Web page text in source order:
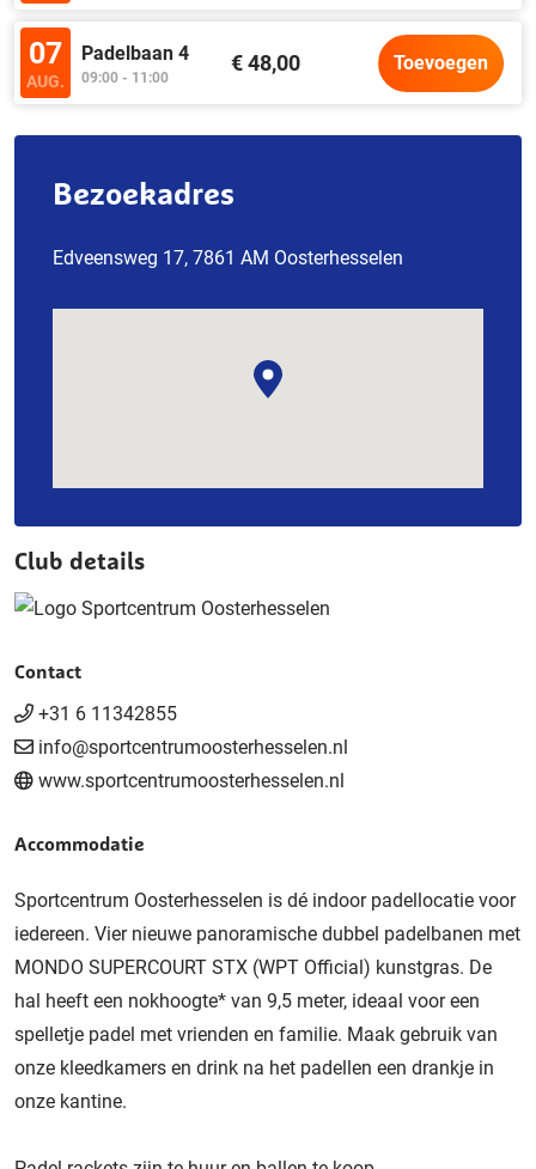
07
AUG.
Padelbaan 4
09:00 - 11:00
€ 48,00 Toevoegen
Bezoekadres
Edveensweg 17, 7861 AM Oosterhesselen
Club details
Contact
+31 6 11342855
info@sportcentrumoosterhesselen.nl
www.sportcentrumoosterhesselen.nl
Accommodatie
Sportcentrum Oosterhesselen is dé indoor padellocatie voor
iedereen. Vier nieuwe panoramische dubbel padelbanen met
MONDO SUPERCOURT STX (WPT Official) kunstgras. De
hal heeft een nokhoogte* van 9,5 meter, ideaal voor een
spelletje padel met vrienden en familie. Maak gebruik van
onze kleedkamers en drink na het padellen een drankje in
onze kantine.